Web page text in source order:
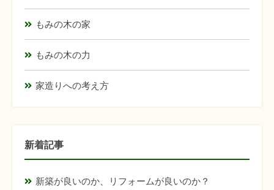
もみの木の家
もみの木の力
家造りへの考え方
新着記事
新築が良いのか、リフォームが良いのか？